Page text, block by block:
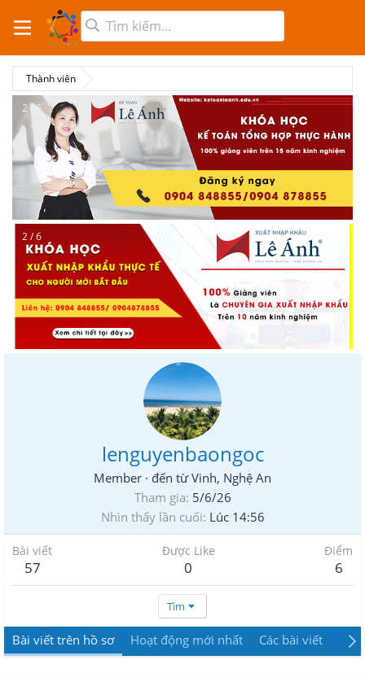
Thành viên
2 / 6
2 / 6
lenguyenbaongoc
Member · đến từ Vinh, Nghệ An
Tham gia 5/6/26
Nhìn thấy lần cuối Lúc 14:56
Bài viết
57
Được Like
0
Điểm
6
Tìm
Bài viết trên hồ sơ Hoạt động mới nhất Các bài viết